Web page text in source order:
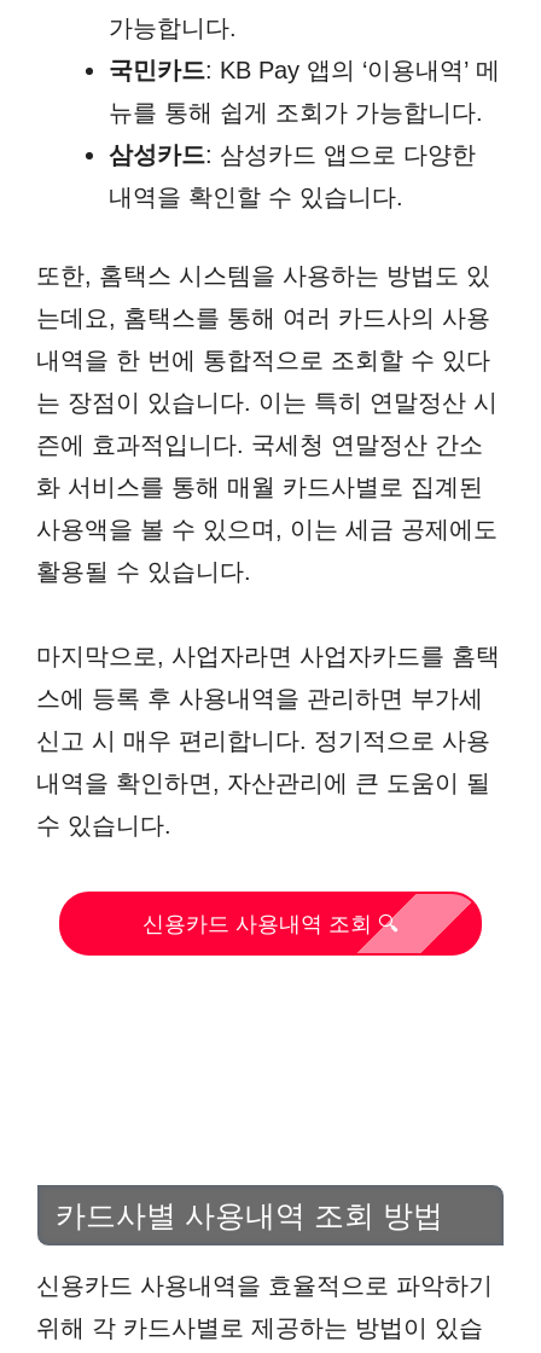
가능합니다.
국민카드: KB Pay 앱의 ‘이용내역’ 메
뉴를 통해 쉽게 조회가 가능합니다.
삼성카드: 삼성카드 앱으로 다양한
내역을 확인할 수 있습니다.
또한, 홈택스 시스템을 사용하는 방법도 있
는데요, 홈택스를 통해 여러 카드사의 사용
내역을 한 번에 통합적으로 조회할 수 있다
는 장점이 있습니다. 이는 특히 연말정산 시
즌에 효과적입니다. 국세청 연말정산 간소
화 서비스를 통해 매월 카드사별로 집계된
사용액을 볼 수 있으며, 이는 세금 공제에도
활용될 수 있습니다.
마지막으로, 사업자라면 사업자카드를 홈택
스에 등록 후 사용내역을 관리하면 부가세
신고 시 매우 편리합니다. 정기적으로 사용
내역을 확인하면, 자산관리에 큰 도움이 될
수 있습니다.
신용카드 사용내역 조회 🔍
카드사별 사용내역 조회 방법
신용카드 사용내역을 효율적으로 파악하기
위해 각 카드사별로 제공하는 방법이 있습